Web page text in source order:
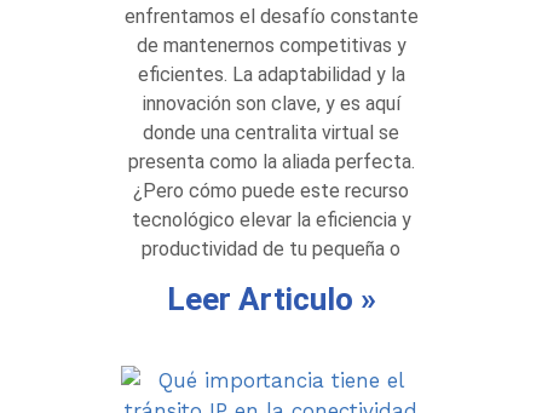
enfrentamos el desafío constante
de mantenernos competitivas y
eficientes. La adaptabilidad y la
innovación son clave, y es aquí
donde una centralita virtual se
presenta como la aliada perfecta.
¿Pero cómo puede este recurso
tecnológico elevar la eficiencia y
productividad de tu pequeña o
Leer Articulo »